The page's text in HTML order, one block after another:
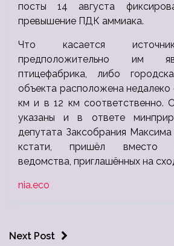
посты 14 августа
превышение ПДК аммиака.
Что касается
предположительно им
птицефабрика, либо
объекта расположена недалеко
км и в 12 км соответственно.
указаны и в ответе
депутата Заксобрания
кстати, пришёл вместо
ведомства, приглашённых на
nia.eco
Next Post